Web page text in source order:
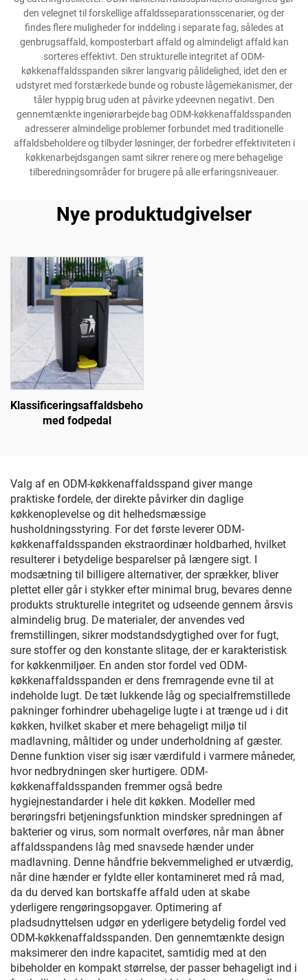
den velegnet til forskellige affaldsseparationsscenarier, og der
findes flere muligheder for inddeling i separate fag, således at
genbrugsaffald, komposterbart affald og almindeligt affald kan
sorteres effektivt. Den strukturelle integritet af ODM-
køkkenaffaldsspanden sikrer langvarig pålidelighed, idet den er
udstyret med forstærkede bunde og robuste lågemekanismer, der
tåler hyppig brug uden at påvirke ydeevnen negativt. Den
gennemtænkte ingeniørarbejde bag ODM-køkkenaffaldsspanden
adresserer almindelige problemer forbundet med traditionelle
affaldsbeholdere og tilbyder løsninger, der forbedrer effektiviteten i
køkkenarbejdsgangen samt sikrer renere og mere behagelige
tilberedningsområder for brugere på alle erfaringsniveauer.
Nye produktudgivelser
Klassificeringsaffaldsbeholder
med fodpedal
Valg af en ODM-køkkenaffaldsspand giver mange
praktiske fordele, der direkte påvirker din daglige
køkkenoplevelse og dit helhedsmæssige
husholdningsstyring. For det første leverer ODM-
køkkenaffaldsspanden ekstraordinær holdbarhed, hvilket
resulterer i betydelige besparelser på længere sigt. I
modsætning til billigere alternativer, der sprækker, bliver
plettet eller går i stykker efter minimal brug, bevares denne
produkts strukturelle integritet og udseende gennem årsvis
almindelig brug. De materialer, der anvendes ved
fremstillingen, sikrer modstandsdygtighed over for fugt,
sure stoffer og den konstante slitage, der er karakteristisk
for køkkenmiljøer. En anden stor fordel ved ODM-
køkkenaffaldsspanden er dens fremragende evne til at
indeholde lugt. De tæt lukkende låg og specialfremstillede
pakninger forhindrer ubehagelige lugte i at trænge ud i dit
køkken, hvilket skaber et mere behageligt miljø til
madlavning, måltider og under underholdning af gæster.
Denne funktion viser sig især værdifuld i varmere måneder,
hvor nedbrydningen sker hurtigere. ODM-
køkkenaffaldsspanden fremmer også bedre
hygiejnestandarder i hele dit køkken. Modeller med
berøringsfri betjeningsfunktion mindsker spredningen af
bakterier og virus, som normalt overføres, når man åbner
affaldsspandens låg med snavsede hænder under
madlavning. Denne håndfrie bekvemmelighed er utværdig,
når dine hænder er fyldte eller kontamineret med rå mad,
da du derved kan bortskaffe affald uden at skabe
yderligere rengøringsopgaver. Optimering af
pladsudnyttelsen udgør en yderligere betydelig fordel ved
ODM-køkkenaffaldsspanden. Den gennemtænkte design
maksimerer den indre kapacitet, samtidig med at den
bibeholder en kompakt størrelse, der passer behageligt ind i